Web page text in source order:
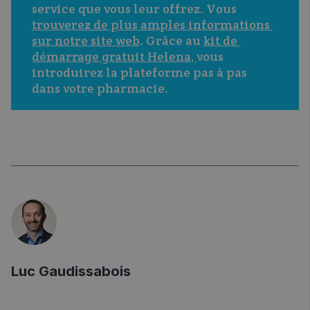
service que vous leur offrez. Vous
trouverez de plus amples informations
sur notre site web. Grâce au kit de
démarrage gratuit Helena, vous
introduirez la plateforme pas à pas
dans votre pharmacie.
Luc Gaudissabois